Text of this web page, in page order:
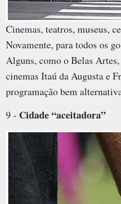
Cinemas, teatros, museus,
Novamente, para todos os
Alguns, como o Belas
cinemas Itaú da Augusta e
programação bem
9 - Cidade “aceitadora”